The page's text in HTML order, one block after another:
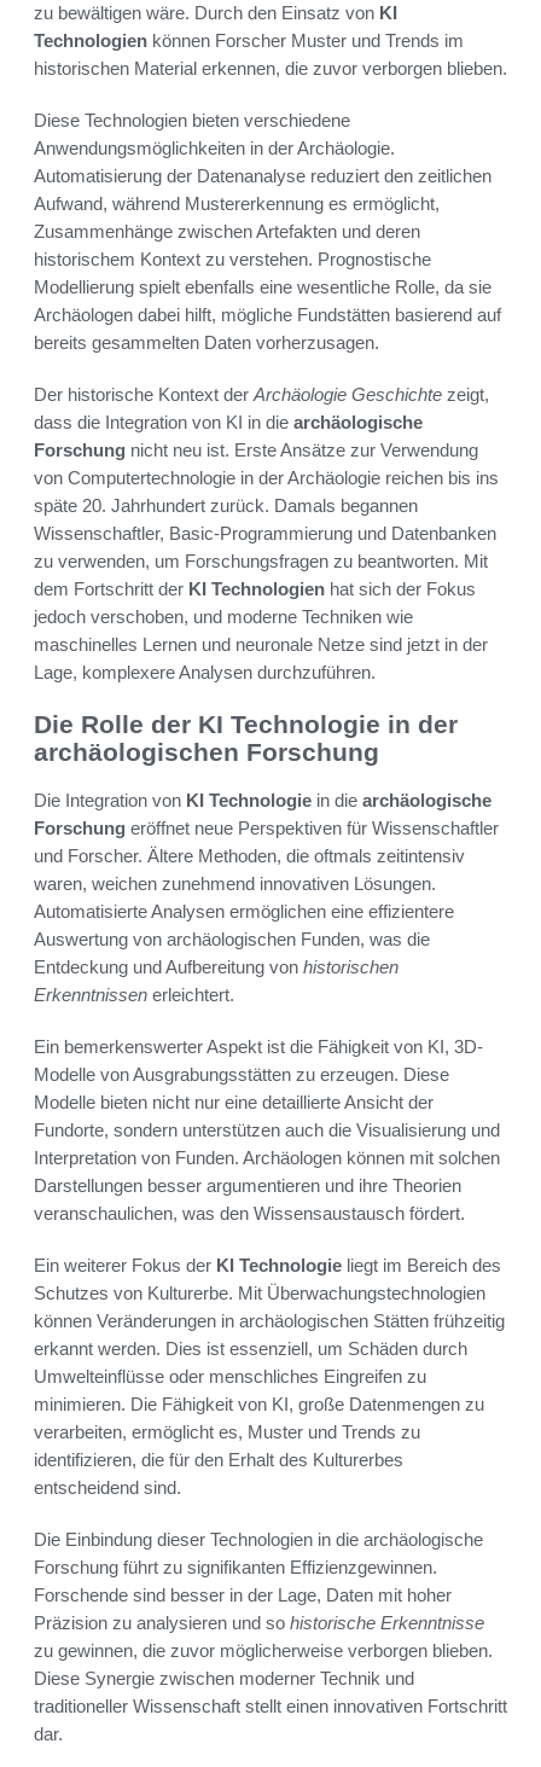
zu bewältigen wäre. Durch den Einsatz von KI
Technologien können Forscher Muster und Trends im
historischen Material erkennen, die zuvor verborgen blieben.
Diese Technologien bieten verschiedene
Anwendungsmöglichkeiten in der Archäologie.
Automatisierung der Datenanalyse reduziert den zeitlichen
Aufwand, während Mustererkennung es ermöglicht,
Zusammenhänge zwischen Artefakten und deren
historischem Kontext zu verstehen. Prognostische
Modellierung spielt ebenfalls eine wesentliche Rolle, da sie
Archäologen dabei hilft, mögliche Fundstätten basierend auf
bereits gesammelten Daten vorherzusagen.
Der historische Kontext der Archäologie Geschichte zeigt,
dass die Integration von KI in die archäologische
Forschung nicht neu ist. Erste Ansätze zur Verwendung
von Computertechnologie in der Archäologie reichen bis ins
späte 20. Jahrhundert zurück. Damals begannen
Wissenschaftler, Basic-Programmierung und Datenbanken
zu verwenden, um Forschungsfragen zu beantworten. Mit
dem Fortschritt der KI Technologien hat sich der Fokus
jedoch verschoben, und moderne Techniken wie
maschinelles Lernen und neuronale Netze sind jetzt in der
Lage, komplexere Analysen durchzuführen.
Die Rolle der KI Technologie in der
archäologischen Forschung
Die Integration von KI Technologie in die archäologische
Forschung eröffnet neue Perspektiven für Wissenschaftler
und Forscher. Ältere Methoden, die oftmals zeitintensiv
waren, weichen zunehmend innovativen Lösungen.
Automatisierte Analysen ermöglichen eine effizientere
Auswertung von archäologischen Funden, was die
Entdeckung und Aufbereitung von historischen
Erkenntnissen erleichtert.
Ein bemerkenswerter Aspekt ist die Fähigkeit von KI, 3D-
Modelle von Ausgrabungsstätten zu erzeugen. Diese
Modelle bieten nicht nur eine detaillierte Ansicht der
Fundorte, sondern unterstützen auch die Visualisierung und
Interpretation von Funden. Archäologen können mit solchen
Darstellungen besser argumentieren und ihre Theorien
veranschaulichen, was den Wissensaustausch fördert.
Ein weiterer Fokus der KI Technologie liegt im Bereich des
Schutzes von Kulturerbe. Mit Überwachungstechnologien
können Veränderungen in archäologischen Stätten frühzeitig
erkannt werden. Dies ist essenziell, um Schäden durch
Umwelteinflüsse oder menschliches Eingreifen zu
minimieren. Die Fähigkeit von KI, große Datenmengen zu
verarbeiten, ermöglicht es, Muster und Trends zu
identifizieren, die für den Erhalt des Kulturerbes
entscheidend sind.
Die Einbindung dieser Technologien in die archäologische
Forschung führt zu signifikanten Effizienzgewinnen.
Forschende sind besser in der Lage, Daten mit hoher
Präzision zu analysieren und so historische Erkenntnisse
zu gewinnen, die zuvor möglicherweise verborgen blieben.
Diese Synergie zwischen moderner Technik und
traditioneller Wissenschaft stellt einen innovativen Fortschritt
dar.